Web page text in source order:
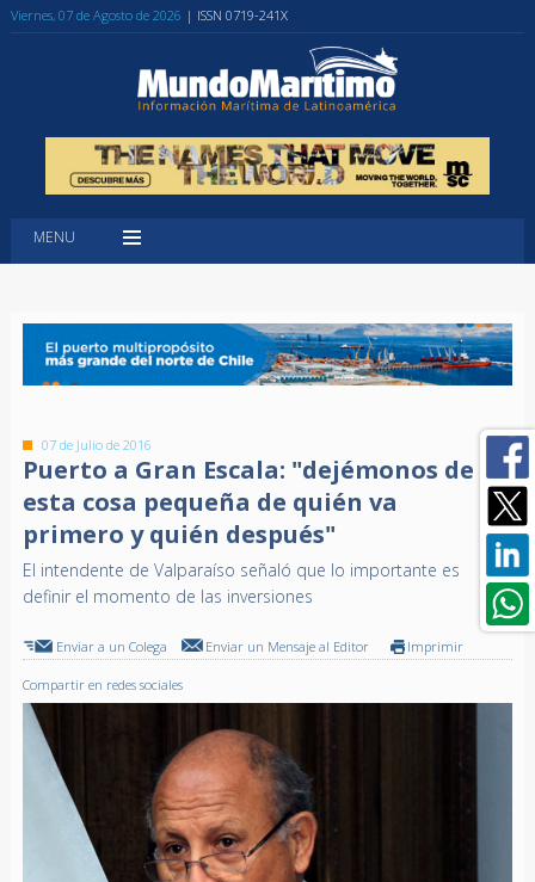
Viernes, 07 de Agosto de 2026 | ISSN 0719-241X
MENU
07 de Julio de 2016
Puerto a Gran Escala: "dejémonos de
esta cosa pequeña de quién va
primero y quién después"
El intendente de Valparaíso señaló que lo importante es
definir el momento de las inversiones
Enviar a un Colega Enviar un Mensaje al Editor Imprimir
Compartir en redes sociales